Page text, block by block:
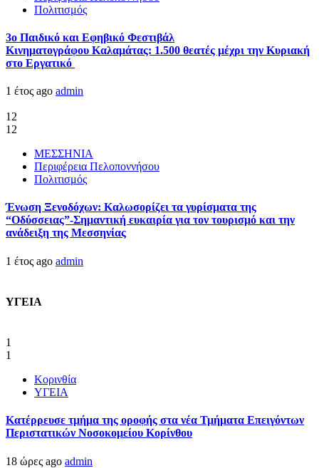
Πολιτισμός
3ο Παιδικό και Εφηβικό Φεστιβάλ
Κινηματογράφου Καλαμάτας: 1.500 θεατές μέχρι την Κυριακή
στο Εργατικό
1 έτος ago admin
12
12
ΜΕΣΣΗΝΙΑ
Περιφέρεια Πελοποννήσου
Πολιτισμός
Ένωση Ξενοδόχων: Καλωσορίζει τα γυρίσματα της
“Οδύσσειας”-Σημαντική ευκαιρία για τον τουρισμό και την
ανάδειξη της Μεσσηνίας
1 έτος ago admin
ΥΓΕΙΑ
1
1
Κορινθία
ΥΓΕΙΑ
Kατέρρευσε τμήμα της οροφής στα νέα Τμήματα Επειγόντων
Περιστατικών Νοσοκομείου Κορίνθου
18 ώρες ago admin